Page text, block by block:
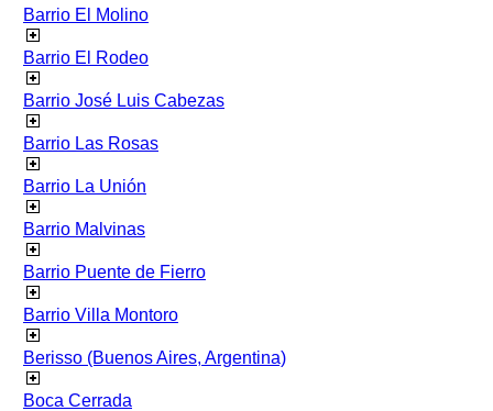
Barrio El Molino
Barrio El Rodeo
Barrio José Luis Cabezas
Barrio Las Rosas
Barrio La Unión
Barrio Malvinas
Barrio Puente de Fierro
Barrio Villa Montoro
Berisso (Buenos Aires, Argentina)
Boca Cerrada